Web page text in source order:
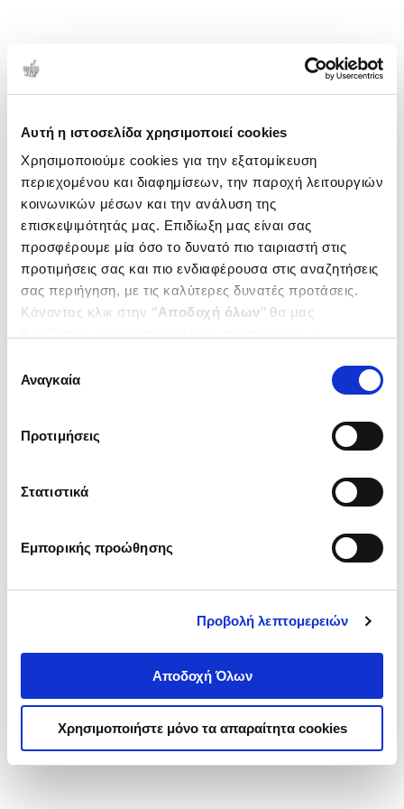
Αυτή η ιστοσελίδα χρησιμοποιεί cookies
Χρησιμοποιούμε cookies για την εξατομίκευση
περιεχομένου και διαφημίσεων, την παροχή λειτουργιών
κοινωνικών μέσων και την ανάλυση της
επισκεψιμότητάς μας. Επιδίωξη μας είναι σας
προσφέρουμε μία όσο το δυνατό πιο ταιριαστή στις
προτιμήσεις σας και πιο ενδιαφέρουσα στις αναζητήσεις
σας περιήγηση, με τις καλύτερες δυνατές προτάσεις.
Κάνοντας κλικ στην ‘’Αποδοχή όλων’’ θα μας
ενδιαφέρουν και να επιλέξετε από τα παρακάτω με την
΄΄και να ενημερωθείτε σχετικά με
συγκατάθεσης
Αναγκαία
Προτιμήσεις
Στατιστικά
Εμπορικής προώθησης
Προβολή λεπτομερειών
Αποδοχή Όλων
Χρησιμοποιήστε μόνο τα απαραίτητα cookies